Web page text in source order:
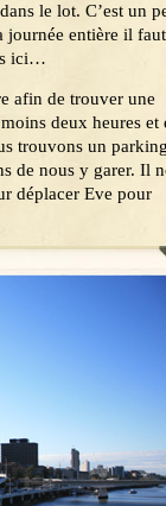
le lot. C’est un
journée entière il faut
ici…
afin de trouver une
deux heures et
trouvons un
de nous y garer. Il
déplacer Eve pour